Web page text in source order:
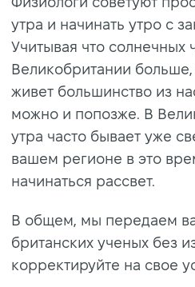
утра и начинать утро с
Учитывая что солнечных
Великобритании
живет большинство из
можно и попозже. В
утра часто бывает уже
вашем регионе в это
начинаться рассвет.
В общем, мы передаем
британских ученых без
корректируйте на свое